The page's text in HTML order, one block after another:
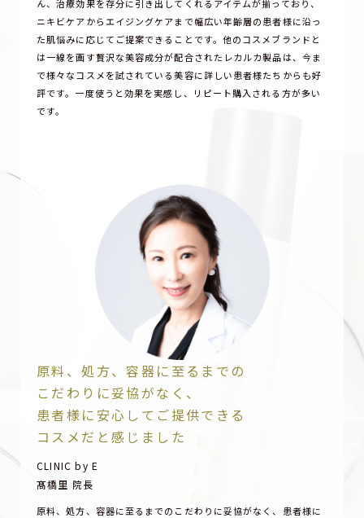
ん、治療効果を存分に引き出してくれるアイテムが揃っており、
ニキビケアからエイジングケアまで幅広い年齢層の患者様に沿っ
た肌悩みに応じてご提案できることです。他のコスメブランドと
は一線を画す贅沢な美容成分が配合されたレカルカ製品は、今ま
で様々なコスメを試されている美容に詳しい患者様たちからも好
評です。一度使うと効果を実感し、リピート購入される方が多い
です。
原料、処方、容器に至るまでの
こだわりに妥協がなく、
患者様に安心してご提供できる
コスメだと感じました
CLINIC by E
髙橋里 院長
原料、処方、容器に至るまでのこだわりに妥協がなく、患者様に